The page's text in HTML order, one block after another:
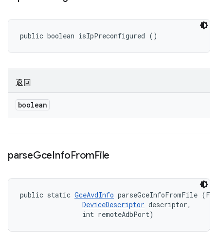
public boolean isIpPreconfigured ()
返回
boolean
parseGceInfoFromFile
public static GceAvdInfo parseGceInfoFromFile
DeviceDescriptor descriptor,
                int remoteAdbPort)